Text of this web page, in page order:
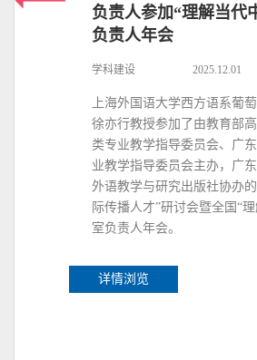
负责人参加“理解当代
负责人年会
学科建设 2025.12.01
上海外国语大学西方语系葡
徐亦行教授参加了由教育部
类专业教学指导委员会、广
业教学指导委员会主办，广
外语教学与研究出版社协办
际传播人才”研讨会暨全国“
室负责人年会。
详情浏览